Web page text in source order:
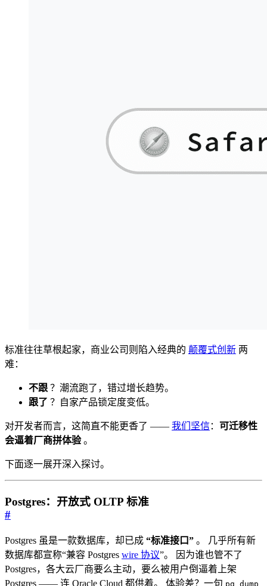
标准往往草根起家，商业公司则陷入经典的 颠覆式创新 两
难：
不跟 ？潮流跑了，错过增长趋势。
跟了 ？自家产品锁定度变低。
对开发者而言，这简直不能更香了 —— 我们坚信： 可迁移性
会逼着厂商拼体验。
下面逐一展开深入探讨。
Postgres：开放式 OLTP 标准
#
Postgres 虽是一款数据库，却已成 “标准接口” 。 几乎所有新
数据库都宣称“兼容 Postgres wire 协议”。 因为谁也管不了
Postgres，各大云厂商要么主动，要么被用户倒逼着上架
Postgres —— 连 Oracle Cloud 都供着。 体验差？一句 pg_dump